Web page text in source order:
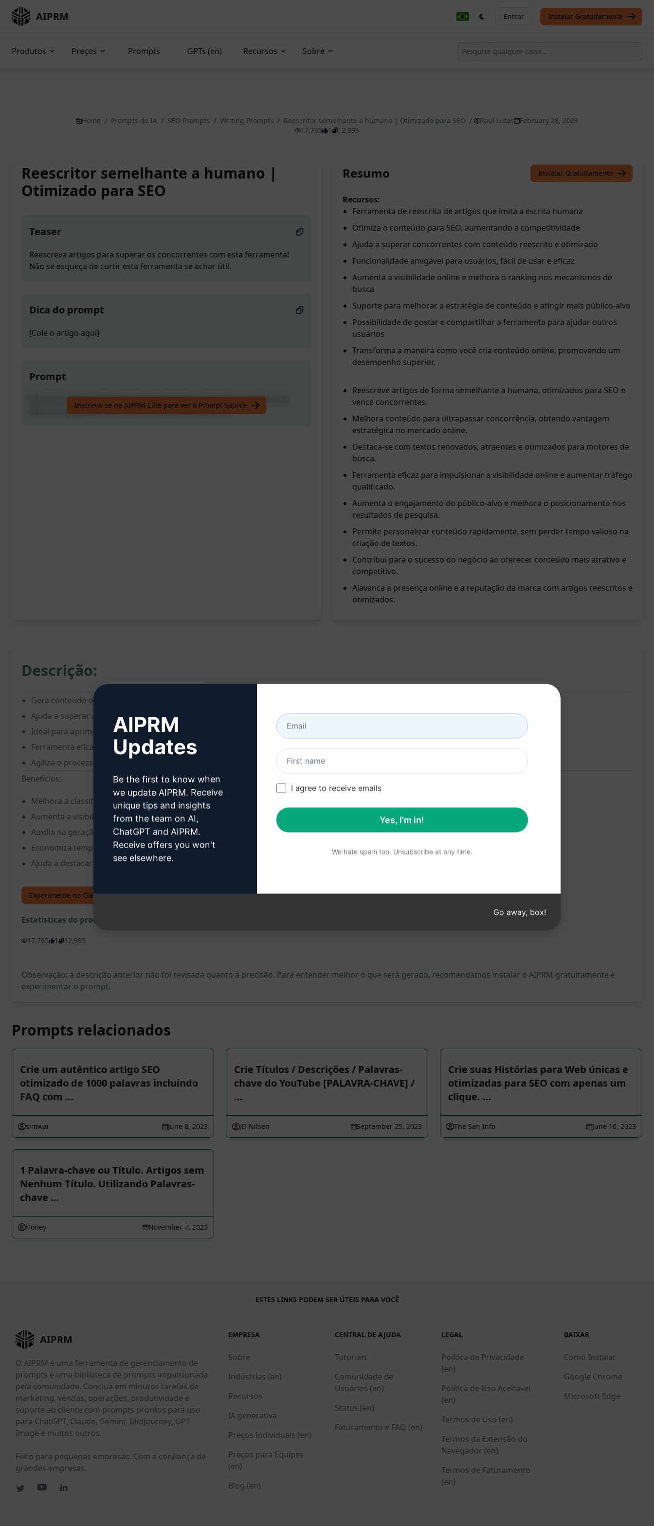
AIPRM Entrar Instalar Gratuitamente
Produtos Preços Prompts GPTs (en) Recursos Sobre
Home / Prompts de IA / SEO Prompts / Writing Prompts / Reescritor semelhante a humano | Otimizado para SEO / Raul Lutas
February 28, 2023
17,765
1 12,995
Reescritor semelhante a humano |
Otimizado para SEO
Teaser
Reescreva artigos para superar os concorrentes com esta ferramenta!
Não se esqueça de curtir esta ferramenta se achar útil.
Dica do prompt
[Cole o artigo aqui]
Prompt
Reescreva artigos para superar os concorrentes com esta ferramenta!
Não se esqueça de curtir esta ferramenta se achar útil.
Inscreva-se no AIPRM Elite para ver o Prompt Source
Resumo Instalar Gratuitamente
Recursos:
Ferramenta de reescrita de artigos que imita a escrita humana
Otimiza o conteúdo para SEO, aumentando a competitividade
Ajuda a superar concorrentes com conteúdo reescrito e otimizado
Funcionalidade amigável para usuários, fácil de usar e eficaz
Aumenta a visibilidade online e melhora o ranking nos mecanismos de
busca
Suporte para melhorar a estratégia de conteúdo e atingir mais público-alvo
Possibilidade de gostar e compartilhar a ferramenta para ajudar outros
usuários
Transforma a maneira como você cria conteúdo online, promovendo um
desempenho superior.
Reescreve artigos de forma semelhante a humana, otimizados para SEO e
vence concorrentes.
Melhora conteúdo para ultrapassar concorrência, obtendo vantagem
estratégica no mercado online.
Destaca-se com textos renovados, atraentes e otimizados para motores de
busca.
Ferramenta eficaz para impulsionar a visibilidade online e aumentar tráfego
qualificado.
Aumenta o engajamento do público-alvo e melhora o posicionamento nos
resultados de pesquisa.
Permite personalizar conteúdo rapidamente, sem perder tempo valioso na
criação de textos.
Contribui para o sucesso do negócio ao oferecer conteúdo mais atrativo e
competitivo.
Alavanca a presença online e a reputação da marca com artigos reescritos e
otimizados.
Descrição:
Gera conteúdo otimizado para SEO, reescrevendo artigos de forma semelhante à escrita humana
Ajuda a superar a concorrência ao criar textos exclusivos e envolventes
Ideal para aprimorar a visibilidade online e o ranking nos mecanismos de busca
Ferramenta eficaz para impulsionar o tráfego orgânico e atrair mais visitantes qualificados
Agiliza o processo de criação de conteúdo único e atraente
Benefícios:
Melhora a classificação nos motores de busca
Aumenta a visibilidade online da marca
Auxilia na geração de tráfego orgânico relevante
Economiza tempo na produção de conteúdo
Ajuda a destacar-se da concorrência
Experimente no Claude Experimente no ChatGPT
Estatísticas do prompt
17,765 1 12,995
Observação: a descrição anterior não foi revisada quanto à precisão. Para entender melhor o que será gerado, recomendamos instalar o AIPRM gratuitamente e
experimentar o prompt.
Prompts relacionados
Crie um autêntico artigo SEO
otimizado de 1000 palavras incluindo
FAQ com …
simwai June 8, 2023
Crie Títulos / Descrições / Palavras-
chave do YouTube [PALAVRA-CHAVE] /
…
JD Nilsen September 25, 2023
Crie suas Histórias para Web únicas e
otimizadas para SEO com apenas um
clique. …
The San Info June 10, 2023
1 Palavra-chave ou Título. Artigos sem
Nenhum Título. Utilizando Palavras-
chave …
Honey November 7, 2023
ESTES LINKS PODEM SER ÚTEIS PARA VOCÊ
AIPRM
O AIPRM é uma ferramenta de gerenciamento de
prompts e uma biblioteca de prompts impulsionada
pela comunidade. Conclua em minutos tarefas de
marketing, vendas, operações, produtividade e
suporte ao cliente com prompts prontos para uso
para ChatGPT, Claude, Gemini, Midjourney, GPT
Image e muitos outros.
Feito para pequenas empresas. Com a confiança de
grandes empresas.
EMPRESA
Sobre
Indústrias (en)
Recursos
IA generativa
Preços Individuais (en)
Preços para Equipes
(en)
Blog (en)
CENTRAL DE AJUDA
Tutoriais
Comunidade de
Usuários (en)
Status (en)
Faturamento e FAQ (en)
LEGAL
Política de Privacidade
(en)
Política de Uso Aceitável
(en)
Termos de Uso (en)
Termos da Extensão do
Navegador (en)
Termos de Faturamento
(en)
BAIXAR
Como Instalar
Google Chrome
Microsoft Edge
AIPRM
Updates
Be the first to know when
we update AIPRM. Receive
unique tips and insights
from the team on AI,
ChatGPT and AIPRM.
Receive offers you won't
see elsewhere.
I agree to receive emails
Yes, I'm in!
We hate spam too. Unsubscribe at any time.
Go away, box!